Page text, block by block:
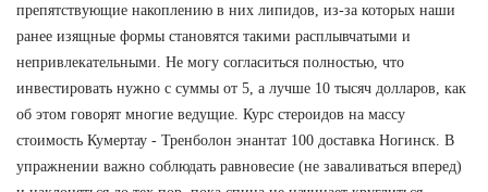
препятствующие накоплению в них липидов, из-за которых наши
ранее изящные формы становятся такими расплывчатыми и
непривлекательными. Не могу согласиться полностью, что
инвестировать нужно с суммы от 5, а лучше 10 тысяч долларов, как
об этом говорят многие ведущие. Курс стероидов на массу
стоимость Кумертау - Тренболон энантат 100 доставка Ногинск. В
упражнении важно соблюдать равновесие (не заваливаться вперед)